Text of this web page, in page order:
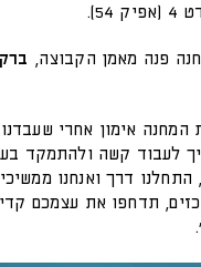
פנה מאמן הקבוצה,
המחנה אימון אחרי
לעבוד קשה ולהתמקד
דרך ואנחנו
תדחפו את עצמכם